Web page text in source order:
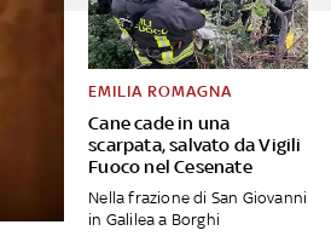
Cane cade in una
scarpata, salvato da Vigili
Fuoco nel Cesenate
EMILIA ROMAGNA
Nella frazione di San Giovanni
in Galilea a Borghi